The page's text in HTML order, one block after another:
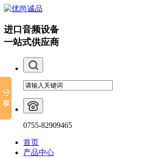
进口音频设备
一站式供应商
0755-82909465
首页
产品中心